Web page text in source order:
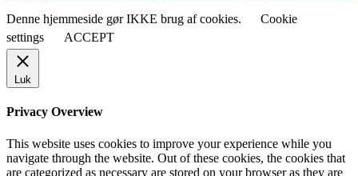
Denne hjemmeside gør IKKE brug af cookies.
Cookie
settings
ACCEPT
Luk
Privacy Overview
This website uses cookies to improve your experience while you
navigate through the website. Out of these cookies, the cookies that
are categorized as necessary are stored on your browser as they are